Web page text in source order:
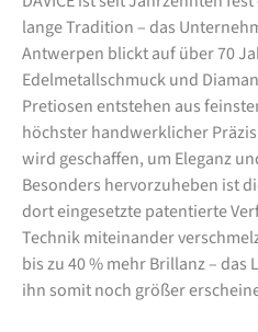
lange Tradition – das
Antwerpen blickt auf über 70
Edelmetallschmuck und
Pretiosen entstehen aus
höchster handwerklicher
wird geschaffen, um Eleganz
Besonders hervorzuheben ist
dort eingesetzte patentierte
Technik miteinander
bis zu 40 % mehr Brillanz –
ihn somit noch größer